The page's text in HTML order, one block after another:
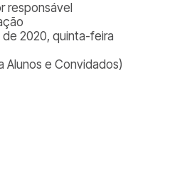
responsável
de 2020, quinta-feira
Alunos e Convidados)